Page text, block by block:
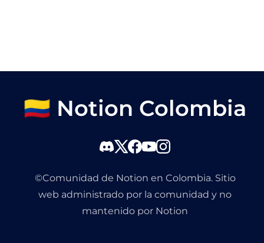
🇨🇴 Notion Colombia
©Comunidad de Notion en Colombia. Sitio
web administrado por la comunidad y no
mantenido por Notion